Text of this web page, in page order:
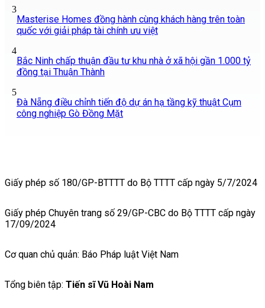
3
Masterise Homes đồng hành cùng khách hàng trên toàn
quốc với giải pháp tài chính ưu việt
4
Bắc Ninh chấp thuận đầu tư khu nhà ở xã hội gần 1.000 tỷ
đồng tại Thuận Thành
5
Đà Nẵng điều chỉnh tiến độ dự án hạ tầng kỹ thuật Cụm
công nghiệp Gò Đồng Mặt
Giấy phép số 180/GP-BTTTT do Bộ TTTT cấp ngày 5/7/2024
Giấy phép Chuyên trang số 29/GP-CBC do Bộ TTTT cấp ngày
17/09/2024
Cơ quan chủ quản: Báo Pháp luật Việt Nam
Tổng biên tập: Tiến sĩ Vũ Hoài Nam